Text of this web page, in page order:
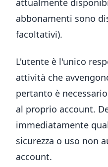
attualmente
abbonamenti sono
facoltativi).
L'utente è l'unico
attività che
pertanto è
al proprio account.
immediatamente
sicurezza o uso non
account.